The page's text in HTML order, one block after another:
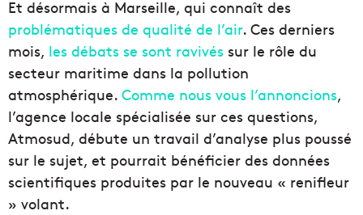
Et désormais à Marseille, qui connaît des
problématiques de qualité de l’air. Ces derniers
mois, les débats se sont ravivés sur le rôle du
secteur maritime dans la pollution
atmosphérique. Comme nous vous l’annoncions,
l’agence locale spécialisée sur ces questions,
Atmosud, débute un travail d’analyse plus poussé
sur le sujet, et pourrait bénéficier des données
scientifiques produites par le nouveau « renifleur
» volant.